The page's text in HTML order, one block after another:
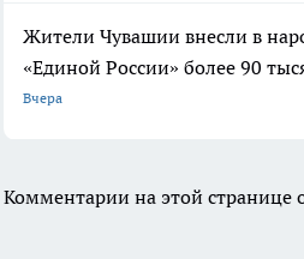
Жители Чувашии внесли в
«Единой России» более 90
Вчера
Комментарии на этой странице